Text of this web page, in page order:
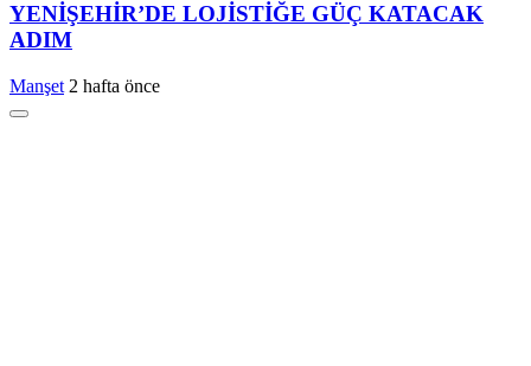
YENİŞEHİR’DE LOJİSTİĞE GÜÇ KATACAK
ADIM
Manşet 2 hafta önce